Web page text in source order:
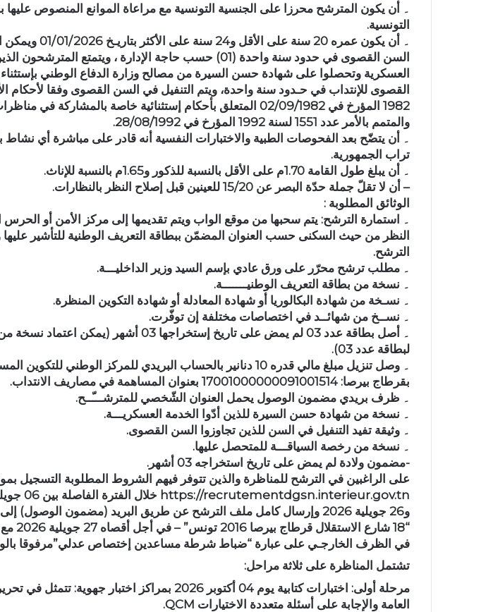
۔ أن يكون المترشح محرزا على الجنسية التونسية مع مراعاة الموانع المنصوص عليها
التونسية.
۔ أن يكون عمره 20 سنة على
السن القصوى في حدود سنة واحدة (01) حسب حاجة الإدارة ، ويتمتع
العسكرية وتحصلوا على شهادة حسن السيرة من مصالح وزارة الدفاع الوطني
1982 المؤرخ في 02/09/1982 المتعلق بأحكام إستثنائية خاصة بالمشاركة في
والمتمم بالأمر عدد 1551 لسنة 1992 المؤرخ في 28/08/1992.
۔ أن يتضّح بعد الفحوصات الطبية والاختبارات النفسية أنه قادر على مباشرة أي نشاط
تراب الجمهورية.
۔ أن يبلغ طول القامة 1.70م على الأقل بالنسبة للذكور و1.65م بالنسبة للإناث.
– أن لا تقلّ جملة حدّة البصر عن 15/20 للعينين قبل إصلاح النظر بالنظارات.
الوثائق المطلوبة :
۔ استمارة الترشح: يتم سحبها من موقع الواب ويتم تقديمها إلى مركز الأمن أو الحرس
النظر من حيث السكنى حسب العنوان المضمّن ببطاقة التعريف الوطنية للتأشير عليها
الترشح.
۔ مطلب ترشح محرّر على ورق عادي بإسم السيد وزير الداخليـــة.
۔ نسخة من بطاقة التعريف الوطنيـــــــة.
۔ نسـخة من شهادة البكالوريا أو شهادة المعادلة أو شهادة التكوين المنظرة.
۔ نســخ من شهائــد في اختصاصات مختلفة إن توفّرت.
۔ أصل بطاقة عدد 03 لم يمض على تاريخ إستخراجها 03 أشهر
لبطاقة عدد 03).
۔ وصل تنزيل مبلغ مالي قدره 10 دنانير بالحساب البريدي للمركز الوطني
بقرطاج بيرصا: 17001000000091001514 بعنوان المساهمة في مصاريف الانتداب.
۔ ظرف بريدي مضمون الوصول يحمل العنوان الشّخصي للمترشـــّــح.
۔ نسخة من شهادة حسن السيرة للذين أدّوا الخدمة العسكريـــة.
۔ وثيقة تفيد التنفيل في السن للذين تجاوزوا السن القصوى.
۔ نسخة من رخصة السياقـــة للمتحصل عليها.
-مضمون ولادة لم يمض على تاريخ استخراجه 03 أشهر.
على الراغبين في الترشح للمناظرة والذين تتوفر فيهم الشروط المطلوبة التسجيل
https://recrutementdgsn.interieur.gov.tn خلال الفترة الفاصلة بين 06 جويلية 2026
و26 جويلية 2026 وإرسال كامل ملف الترشح عن طريق البريد (مضمون الوصول)
“18 شارع الاستقلال قرطاج بيرصا 2016 تونس” – في أجل أقصاه 27 جويلية 2026 مع ضرورة التنصيص
في الظرف الخارجـي على عبارة “ضباط شرطة مساعدين إختصاص عدلي”مرفوقا
تشتمل المناظرة على ثلاثة مراحل:
مرحلة أولى: اختبارات كتابية يوم 04 أكتوبر 2026 بمراكز اختبار
العامة والإجابة على أسئلة متعددة الاختيارات QCM.